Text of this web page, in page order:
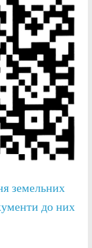
земельних
до них